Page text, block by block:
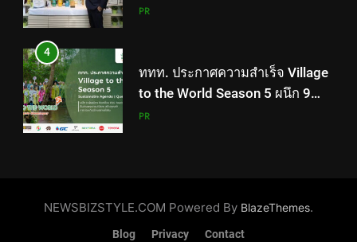
สัตว์เลี้ยง ชูนวัตกรรมพลัง
PR
4
ททท. ประกาศความสำเร็จ Village
to the World Season 5 ผนึก 9
พันธมิตร ขับเคลื่อน ESG Tourism
PR
ในชลบุรี เดินหน้าขยายฐานการ
NEWSBIZSTYLE.COM Powered By BlazeThemes.
Blog Privacy Contact